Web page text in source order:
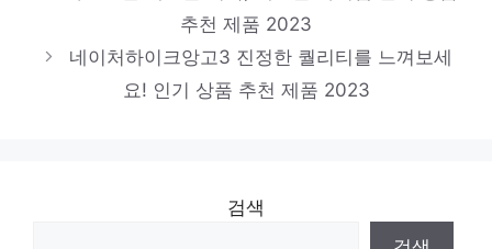
추천 제품 2023
네이처하이크앙고3 진정한 퀄리티를 느껴보세
요! 인기 상품 추천 제품 2023
검색